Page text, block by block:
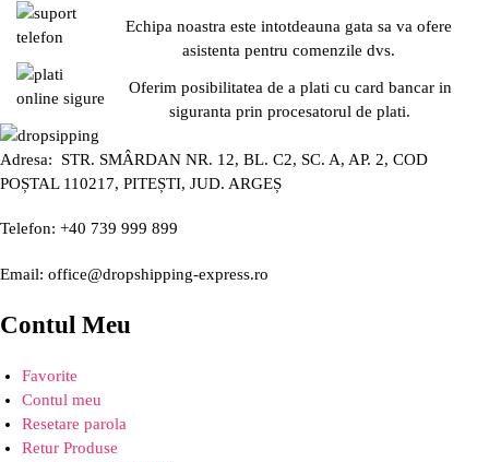
Echipa noastra este intotdeauna gata sa va ofere
asistenta pentru comenzile dvs.
Oferim posibilitatea de a plati cu card bancar in
siguranta prin procesatorul de plati.
Adresa: STR. SMÂRDAN NR. 12, BL. C2, SC. A, AP. 2, COD
POȘTAL 110217, PITEȘTI, JUD. ARGEȘ
Telefon: +40 739 999 899
Email: office@dropshipping-express.ro
Contul Meu
Favorite
Contul meu
Resetare parola
Retur Produse